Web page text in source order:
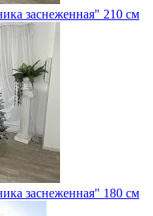
заснеженная" 210 см
заснеженная" 180 см